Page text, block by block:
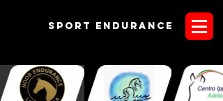
Sport endurANCE